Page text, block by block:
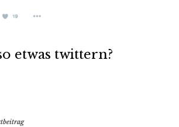
etwas twittern?